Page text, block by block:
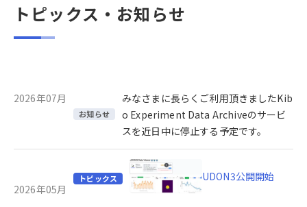
トピックス・お知らせ
2026年07月
お知らせ
みなさまに長らくご利用頂きましたKib
o Experiment Data Archiveのサービ
スを近日中に停止する予定です。
2026年05月
トピックス UDON3公開開始